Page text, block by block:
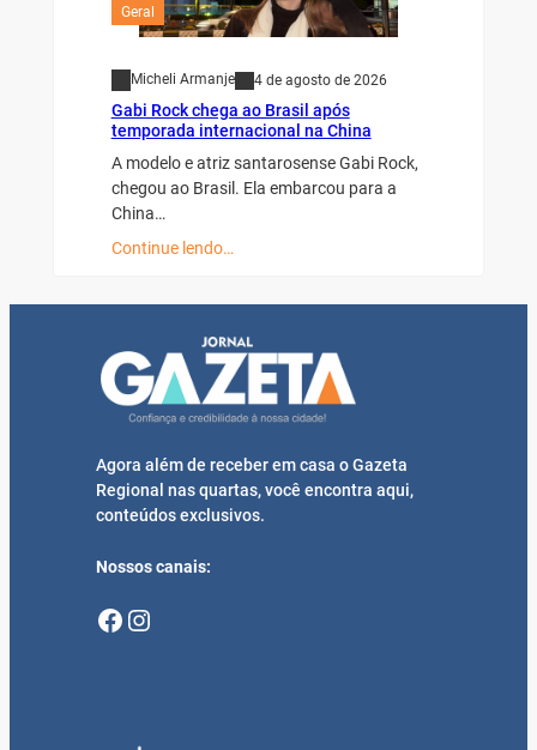
Geral
Micheli Armanje 4 de agosto de 2026
Gabi Rock chega ao Brasil após
temporada internacional na China
A modelo e atriz santarosense Gabi Rock,
chegou ao Brasil. Ela embarcou para a
China…
Continue lendo…
Agora além de receber em casa o Gazeta
Regional nas quartas, você encontra aqui,
conteúdos exclusivos.
Nossos canais:
Facebook Instagram